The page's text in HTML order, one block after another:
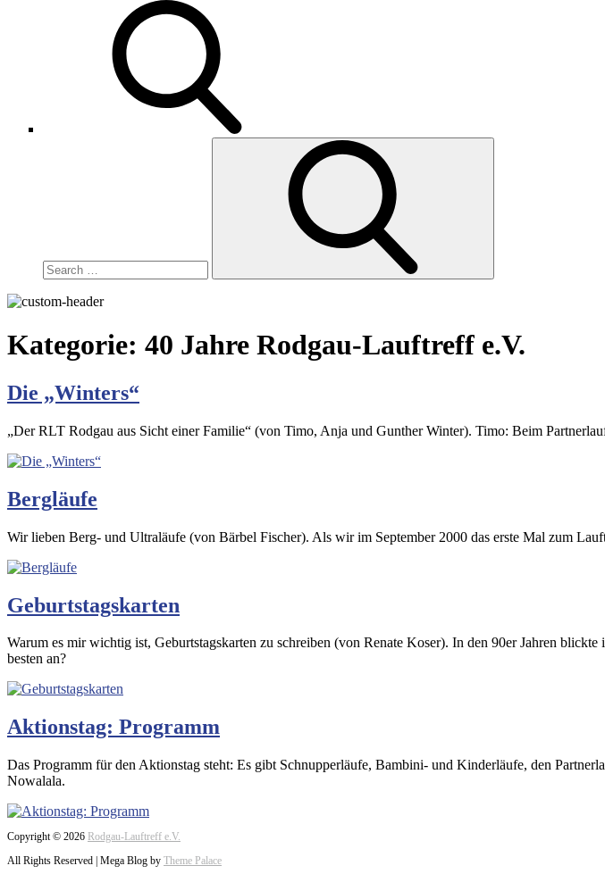
Kategorie: 40 Jahre Rodgau-Lauftreff e.V.
Die „Winters“
„Der RLT Rodgau aus Sicht einer Familie“ (von Timo, Anja und Gunther Winter). Timo: Beim
Bergläufe
Wir lieben Berg- und Ultraläufe (von Bärbel Fischer). Als wir im September 2000 das erste Mal zum
Geburtstagskarten
Warum es mir wichtig ist, Geburtstagskarten zu schreiben (von Renate Koser). In den 90er Jahren
besten an?
Aktionstag: Programm
Das Programm für den Aktionstag steht: Es gibt Schnupperläufe, Bambini- und Kinderläufe, den
Nowalala.
Copyright © 2026 Rodgau-Lauftreff e.V.
All Rights Reserved | Mega Blog by Theme Palace